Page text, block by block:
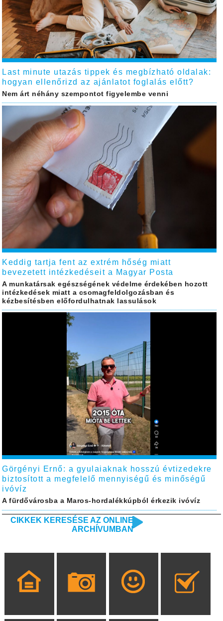
Last minute utazás tippek és megbízható oldalak:
hogyan ellenőrizd az ajánlatot foglalás előtt?
Nem árt néhány szempontot figyelembe venni
Keddig tartja fent az extrém hőség miatt
bevezetett intézkedéseit a Magyar Posta
A munkatársak egészségének védelme érdekében hozott
intézkedések miatt a csomagfeldolgozásban és
kézbesítésben előfordulhatnak lassulások
Görgényi Ernő: a gyulaiaknak hosszú évtizedekre
biztosított a megfelelő mennyiségű és minőségű
ivóvíz
A fürdővárosba a Maros-hordalékkúpból érkezik ivóvíz
CIKKEK KERESÉSE AZ ONLINE
ARCHÍVUMBAN